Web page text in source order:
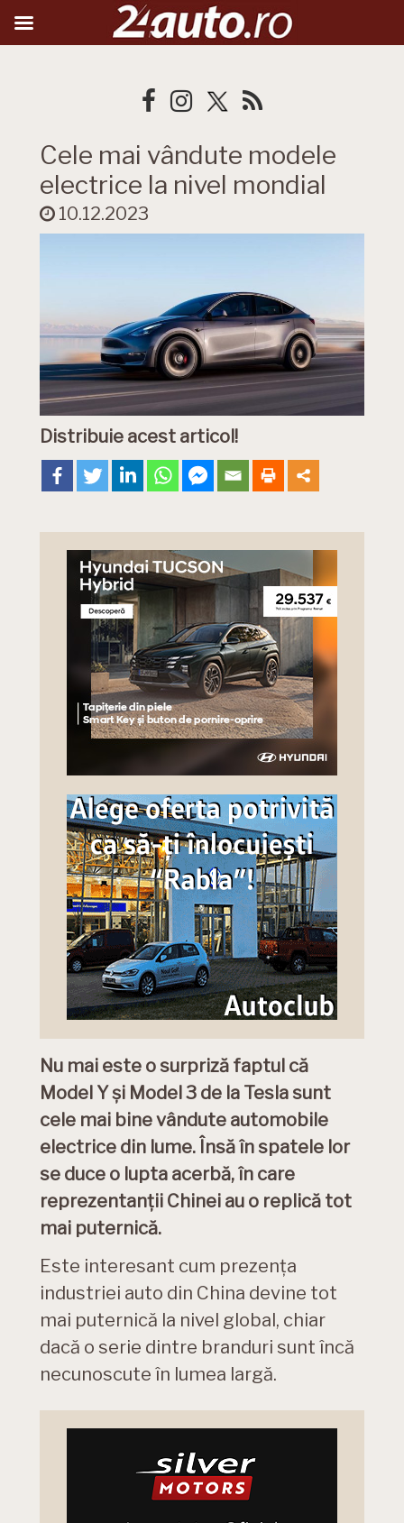
Cele mai vândute modele
electrice la nivel mondial
10.12.2023
Distribuie acest articol!
Nu mai este o surpriză faptul că
Model Y și Model 3 de la Tesla sunt
cele mai bine vândute automobile
electrice din lume. Însă în spatele lor
se duce o lupta acerbă, în care
reprezentanții Chinei au o replică tot
mai puternică.
Este interesant cum prezența
industriei auto din China devine tot
mai puternică la nivel global, chiar
dacă o serie dintre branduri sunt încă
necunoscute în lumea largă.